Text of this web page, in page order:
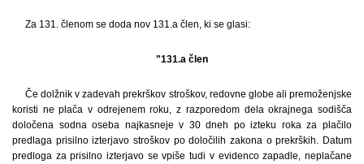
Za 131. členom se doda nov 131.a člen, ki se glasi:
"131.a člen
Če dolžnik v zadevah prekrškov stroškov, redovne globe ali premoženjske
koristi ne plača v odrejenem roku, z razporedom dela okrajnega sodišča
določena sodna oseba najkasneje v 30 dneh po izteku roka za plačilo
predlaga prisilno izterjavo stroškov po določilih zakona o prekrških. Datum
predloga za prisilno izterjavo se vpiše tudi v evidenco zapadle, neplačane